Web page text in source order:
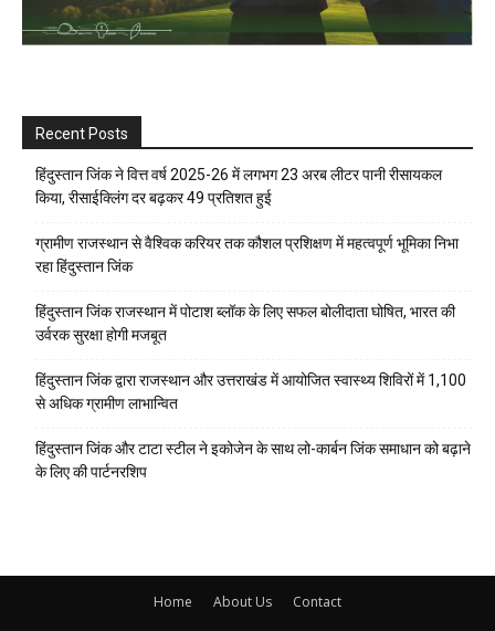
Recent Posts
हिंदुस्तान जिंक ने वित्त वर्ष 2025-26 में लगभग 23 अरब लीटर पानी रीसायकल
किया, रीसाईक्लिंग दर बढ़कर 49 प्रतिशत हुई
ग्रामीण राजस्थान से वैश्विक करियर तक कौशल प्रशिक्षण में महत्वपूर्ण भूमिका निभा
रहा हिंदुस्तान जिंक
हिंदुस्तान जिंक राजस्थान में पोटाश ब्लॉक के लिए सफल बोलीदाता घोषित, भारत की
उर्वरक सुरक्षा होगी मजबूत
हिंदुस्तान जिंक द्वारा राजस्थान और उत्तराखंड में आयोजित स्वास्थ्य शिविरों में 1,100
से अधिक ग्रामीण लाभान्वित
हिंदुस्तान जिंक और टाटा स्टील ने इकोजेन के साथ लो-कार्बन जिंक समाधान को बढ़ाने
के लिए की पार्टनरशिप
Home About Us Contact